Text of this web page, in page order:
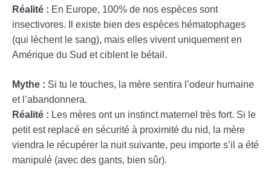
Réalité : En Europe, 100% de nos espèces sont
insectivores. Il existe bien des espèces hématophages
(qui lèchent le sang), mais elles vivent uniquement en
Amérique du Sud et ciblent le bétail.
Mythe : Si tu le touches, la mère sentira l’odeur humaine
et l’abandonnera.
Réalité : Les mères ont un instinct maternel très fort. Si le
petit est replacé en sécurité à proximité du nid, la mère
viendra le récupérer la nuit suivante, peu importe s’il a été
manipulé (avec des gants, bien sûr).